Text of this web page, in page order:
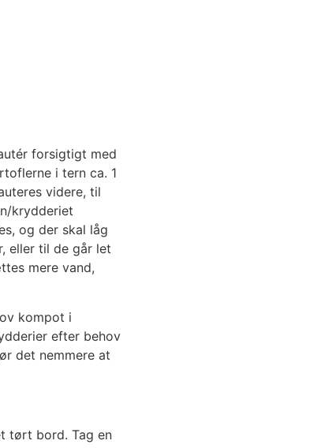
forsigtigt med
i tern ca. 1
videre, til
krydderiet
og der skal låg
eller til de går let
mere vand,
kompot i
efter behov
det nemmere at
tørt bord. Tag en